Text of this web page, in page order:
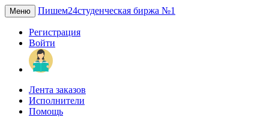
Меню Пишем24студенческая биржа №1
Регистрация
Войти
Лента заказов
Исполнители
Помощь